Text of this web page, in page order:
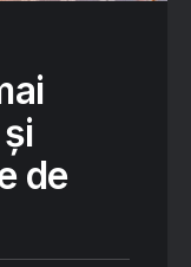
de